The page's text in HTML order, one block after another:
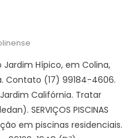
Jardim Hípico, em Colina,
Contato (17) 99184-4606.
Jardim Califórnia. Tratar
SERVIÇOS PISCINAS
em piscinas residenciais.